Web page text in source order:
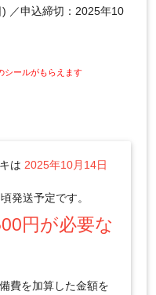
) ／申込締切：2025年10
シールがもらえます
は 2025年10月14日
頃発送予定です。
円が必要な
費を加算した金額を